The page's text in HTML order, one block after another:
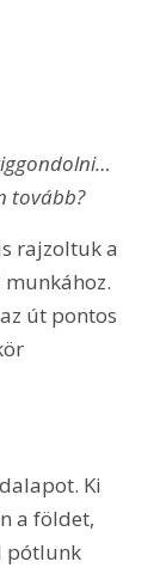
tovább?
rajzoltuk a
út pontos
Ki
a földet,
pótlunk